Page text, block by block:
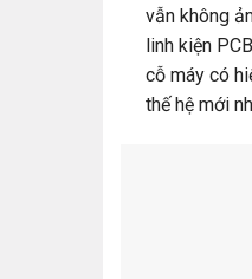
vẫn không
linh kiện
cỗ máy có
thế hệ mới